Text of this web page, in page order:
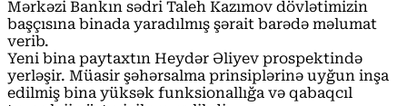
Mərkəzi Bankın sədri Taleh Kazımov dövlətimizin
başçısına binada yaradılmış şərait barədə məlumat
verib.
Yeni bina paytaxtın Heydər Əliyev prospektində
yerləşir. Müasir şəhərsalma prinsiplərinə uyğun inşa
edilmiş bina yüksək funksionallığa və qabaqcıl